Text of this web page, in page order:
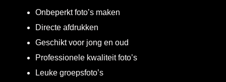
Onbeperkt foto’s maken
Directe afdrukken
Geschikt voor jong en oud
Professionele kwaliteit foto’s
Leuke groepsfoto’s